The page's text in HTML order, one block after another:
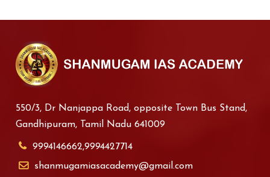
550/3, Dr Nanjappa Road, opposite Town Bus Stand,
Gandhipuram, Tamil Nadu 641009
9994146662,9994427714
shanmugamiasacademy@gmail.com